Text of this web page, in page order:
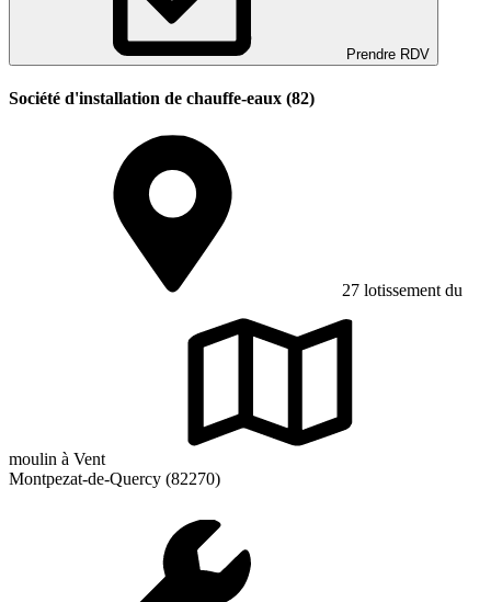
Prendre RDV
Société d'installation de chauffe-eaux (82)
27 lotissement du
moulin à Vent
Montpezat-de-Quercy (82270)